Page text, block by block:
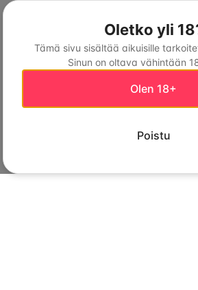
Oletko yli
Tämä sivu sisältää aikuisille
Sinun on oltava vähintään
Olen 18+
Poistu